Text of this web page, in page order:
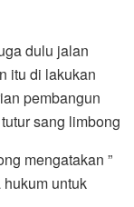
dulu jalan
itu di lakukan
pembangun
sang limbong
mengatakan ”
untuk